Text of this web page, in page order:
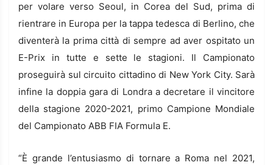
per volare verso Seoul, in Corea del Sud, prima di
rientrare in Europa per la tappa tedesca di Berlino, che
diventerà la prima città di sempre ad aver ospitato un
E-Prix in tutte e sette le stagioni. Il Campionato
proseguirà sul circuito cittadino di New York City. Sarà
infine la doppia gara di Londra a decretare il vincitore
della stagione 2020-2021, primo Campione Mondiale
del Campionato ABB FIA Formula E.
“È grande l’entusiasmo di tornare a Roma nel 2021,